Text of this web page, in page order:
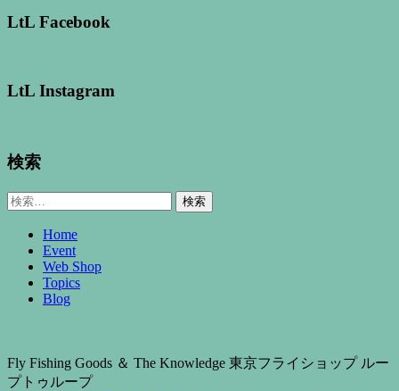
LtL Facebook
LtL Instagram
検索
検
Home
Event
Web Shop
Topics
Blog
Fly Fishing Goods ＆ The Knowledge 東京フライショップ ルー
プトゥループ